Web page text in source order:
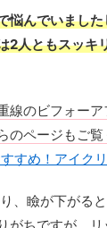
悩んでいまし
2人ともスッキ
線のビフォー
のページもご覧
すめ！アイク
、瞼が下がる